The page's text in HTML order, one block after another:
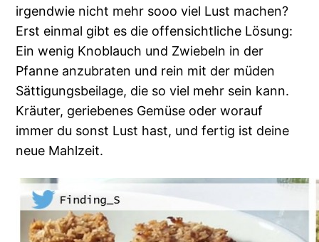
irgendwie nicht mehr sooo viel Lust machen?
Erst einmal gibt es die offensichtliche Lösung:
Ein wenig Knoblauch und Zwiebeln in der
Pfanne anzubraten und rein mit der müden
Sättigungsbeilage, die so viel mehr sein kann.
Kräuter, geriebenes Gemüse oder worauf
immer du sonst Lust hast, und fertig ist deine
neue Mahlzeit.